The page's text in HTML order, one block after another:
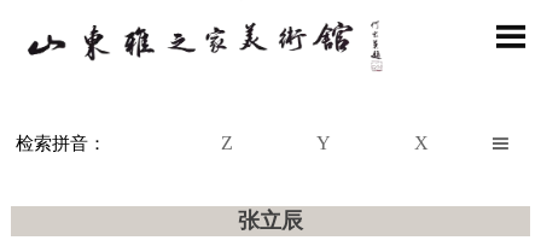

检索拼音： Z Y X 
张立辰